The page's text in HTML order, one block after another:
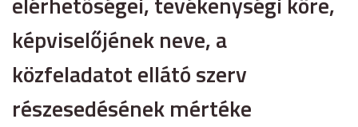
képviselőjének neve, a
közfeladatot ellátó szerv
részesedésének mértéke